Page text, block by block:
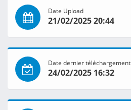
Date Upload
21/02/2025 20:44
Date dernier téléchargement
24/02/2025 16:32